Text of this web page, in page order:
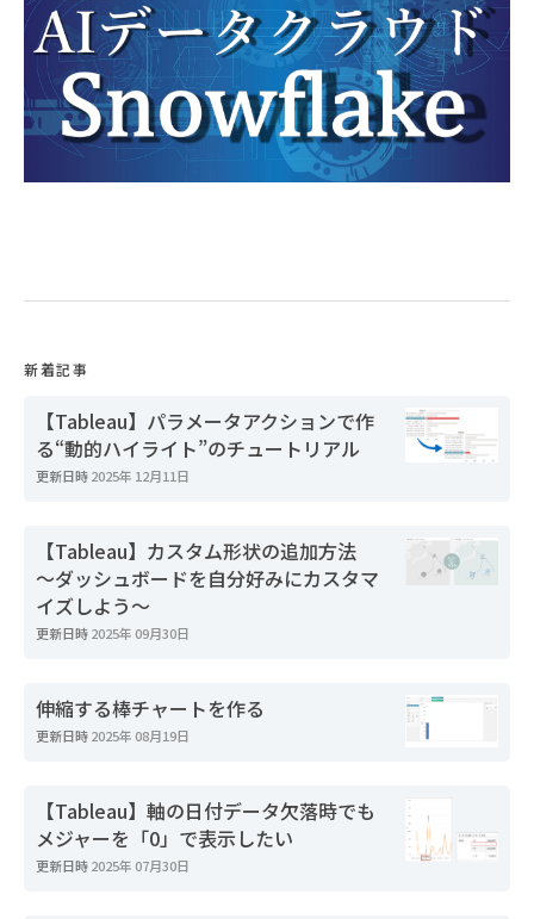
新着記事
【Tableau】パラメータアクションで作
る“動的ハイライト”のチュートリアル
更新日時2025年 12月11日
【Tableau】カスタム形状の追加方法
～ダッシュボードを自分好みにカスタマ
イズしよう～
更新日時2025年 09月30日
伸縮する棒チャートを作る
更新日時2025年 08月19日
【Tableau】軸の日付データ欠落時でも
メジャーを「0」で表示したい
更新日時2025年 07月30日